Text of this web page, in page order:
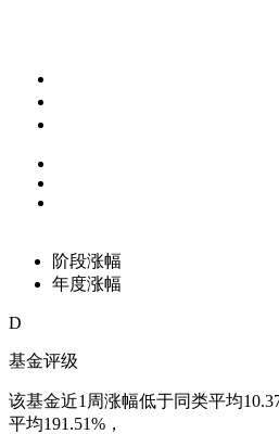
阶段涨幅
年度涨幅
D
基金评级
该基金近1周涨幅低于同类平均
平均191.51%，